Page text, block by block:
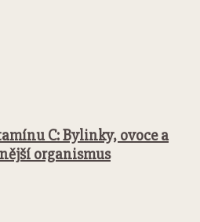
C: Bylinky, ovoce a
organismus